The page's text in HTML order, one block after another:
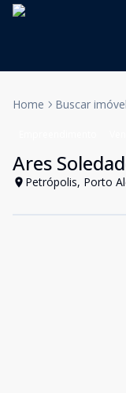
Home Buscar imóvel
Ares
Petrópolis, Porto